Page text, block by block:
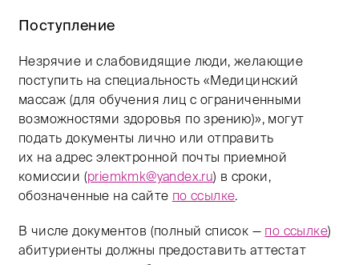
Поступление
Незрячие и слабовидящие люди, желающие
поступить на специальность «Медицинский
массаж (для обучения лиц с ограниченными
возможностями здоровья по зрению)», могут
подать документы лично или отправить
их на адрес электронной почты приемной
комиссии (priemkmk@yandex.ru) в сроки,
обозначенные на сайте по ссылке
В числе документов (полный список — по ссылке)
абитуриенты должны предоставить аттестат